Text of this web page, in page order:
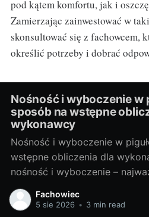
pod kątem komfortu, jak i
Zamierzając zainwestować w
skonsultować się z fachowcem,
określić potrzeby i dobrać
Nośność i wyboczenie w
sposób na wstępne
wykonawcy
Nośność i wyboczenie w
wstępne obliczenia dla
nośność i wyboczenie –
żargonuNośność słupa to
przekrój i materiał przeniosą
Fachowiec
5 sie 2026 • 3 min read